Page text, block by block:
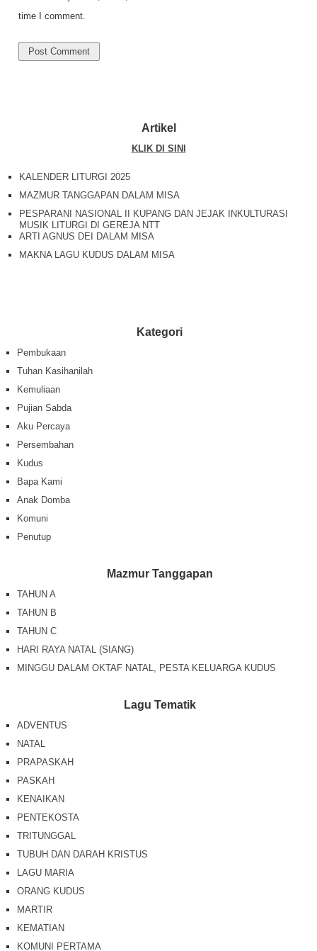
time I comment.
Artikel
KLIK DI SINI
KALENDER LITURGI 2025
MAZMUR TANGGAPAN DALAM MISA
PESPARANI NASIONAL II KUPANG DAN JEJAK INKULTURASI
MUSIK LITURGI DI GEREJA NTT
ARTI AGNUS DEI DALAM MISA
MAKNA LAGU KUDUS DALAM MISA
Kategori
Pembukaan
Tuhan Kasihanilah
Kemuliaan
Pujian Sabda
Aku Percaya
Persembahan
Kudus
Bapa Kami
Anak Domba
Komuni
Penutup
Mazmur Tanggapan
TAHUN A
TAHUN B
TAHUN C
HARI RAYA NATAL (SIANG)
MINGGU DALAM OKTAF NATAL, PESTA KELUARGA KUDUS
Lagu Tematik
ADVENTUS
NATAL
PRAPASKAH
PASKAH
KENAIKAN
PENTEKOSTA
TRITUNGGAL
TUBUH DAN DARAH KRISTUS
LAGU MARIA
ORANG KUDUS
MARTIR
KEMATIAN
KOMUNI PERTAMA